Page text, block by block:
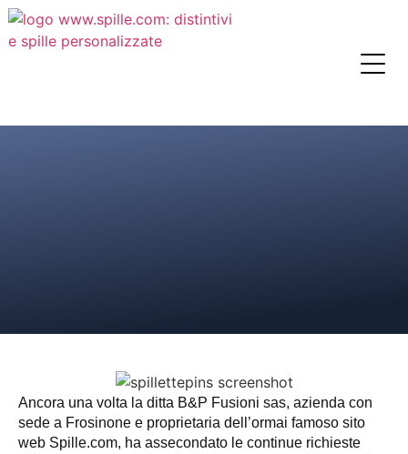
Ancora una volta la ditta B&P Fusioni sas, azienda con
sede a Frosinone e proprietaria dell’ormai famoso sito
web Spille.com, ha assecondato le continue richieste